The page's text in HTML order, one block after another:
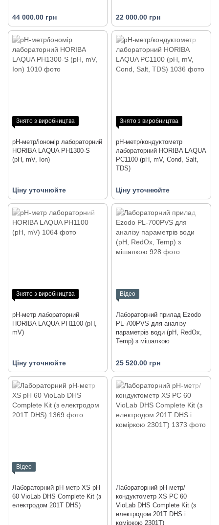
44 000.00 грн 22 000.00 грн
Знято з виробництва
pH-метр/іономір лабораторний
HORIBA LAQUA PH1300-S
(pH, mV, Ion)
Ціну уточнюйте
Знято з виробництва
pH-метр/кондуктометр
лабораторний HORIBA LAQUA
PC1100 (pH, mV, Cond, Salt,
TDS)
Ціну уточнюйте
Знято з виробництва
pH-метр лабораторний
HORIBA LAQUA PH1100 (pH,
mV)
Ціну уточнюйте
Відео
Лабораторний прилад Ezodo
PL-700PVS для аналізу
параметрів води (рН, RedOx,
Temp) з мішалкою
25 520.00 грн
Відео
Лабораторний pH-метр XS pH
60 VioLab DHS Complete Kit (з
електродом 201T DHS)
Лабораторний pH-метр/
кондуктометр XS PC 60
VioLab DHS Complete Kit (з
електродом 201T DHS і
коміркою 2301T)